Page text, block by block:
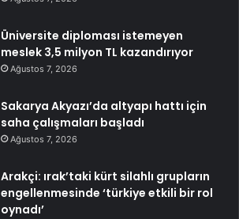
Üniversite diploması istemeyen
meslek 3,5 milyon TL kazandırıyor
Ağustos 7, 2026
Sakarya Akyazı’da altyapı hattı için
saha çalışmaları başladı
Ağustos 7, 2026
Arakçi: ırak’taki kürt silahlı grupların
engellenmesinde ‘türkiye etkili bir rol
oynadı’